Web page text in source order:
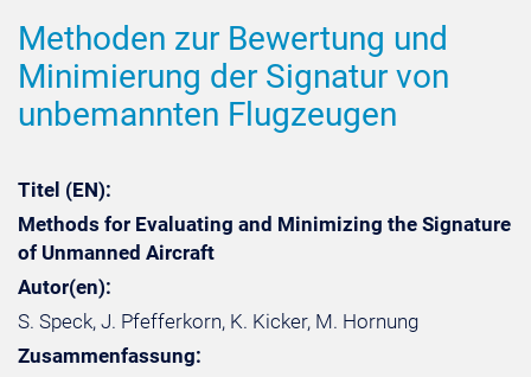
Methoden zur Bewertung und
Minimierung der Signatur von
unbemannten Flugzeugen
Titel (EN):
Methods for Evaluating and Minimizing the Signature
of Unmanned Aircraft
Autor(en):
S. Speck, J. Pfefferkorn, K. Kicker, M. Hornung
Zusammenfassung: